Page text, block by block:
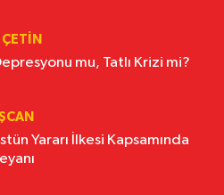
ÇETİN
mu, Tatlı Krizi mi?
Yararı İlkesi Kapsamında